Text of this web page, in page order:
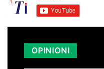
OPINIONI